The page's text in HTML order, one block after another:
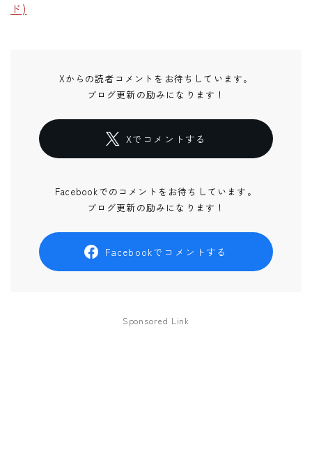
ド)
Xからの読者コメントをお待ちしています。
ブログ更新の励みになります！
Xでコメントする
Facebookでのコメントをお待ちしています。
ブログ更新の励みになります！
Facebookでコメントする
Sponsored Link